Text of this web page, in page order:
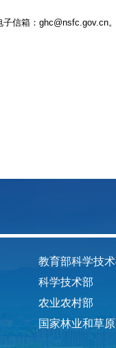
信箱：ghc@nsfc.gov.cn
教育部科学技
科学技术部
农业农村部
国家林业和草